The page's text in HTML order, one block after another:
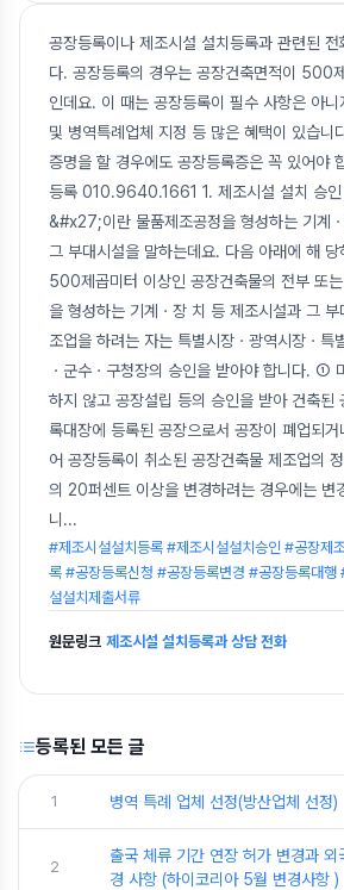
공장등록이나 제조시설 설치등록과 관련된 전
다. 공장등록의 경우는 공장건축면적이 500
인데요. 이 때는 공장등록이 필수 사항은 아
및 병역특례업체 지정 등 많은 혜택이 있습니
증명을 할 경우에도 공장등록증은 꼭 있어야
등록 010.9640.1661 1. 제조시설 설치 승
&#x27;이란 물품제조공정을 형성하는 기계
그 부대시설을 말하는데요. 다음 아래에 해 당
500제곱미터 이상인 공장건축물의 전부 또
을 형성하는 기계ㆍ장 치 등 제조시설과 그 부
조업을 하려는 자는 특별시장ㆍ광역시장ㆍ특
ㆍ군수ㆍ구청장의 승인을 받아야 합니다. ①
하지 않고 공장설립 등의 승인을 받아 건축
록대장에 등록된 공장으로서 공장이 폐업되거
어 공장등록이 취소된 공장건축물 제조업의
의 20퍼센트 이상을 변경하려는 경우에는 변
니 ...
#제조시설설치등록 #제조시설설치승인 #공장제
록 #공장등록신청 #공장등록변경 #공장등록대행
설설치제출서류
원문링크 제조시설 설치등록과 상담 전화
등록된 모든 글
1 병역 특례 업체 선정(방산업체 선정)
2
출국 체류 기간 연장 허가 변경과
경 사항 (하이코리아 5월 변경사항 )